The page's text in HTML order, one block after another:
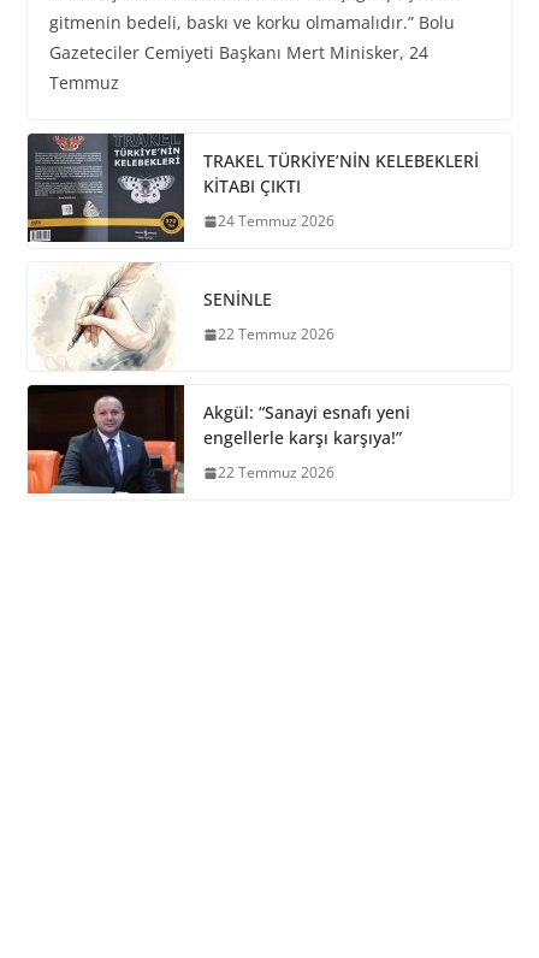
gitmenin bedeli, baskı ve korku olmamalıdır.” Bolu
Gazeteciler Cemiyeti Başkanı Mert Minisker, 24
Temmuz
TRAKEL TÜRKİYE’NİN KELEBEKLERİ
KİTABI ÇIKTI
24 Temmuz 2026
SENİNLE
22 Temmuz 2026
Akgül: “Sanayi esnafı yeni
engellerle karşı karşıya!”
22 Temmuz 2026